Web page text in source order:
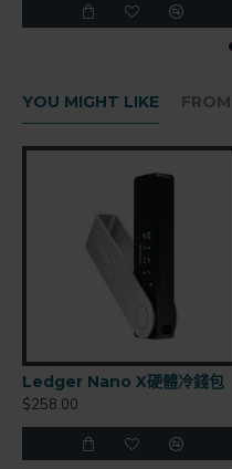
YOU MIGHT LIKE
Ledger Nano X硬體冷錢包
$258.00